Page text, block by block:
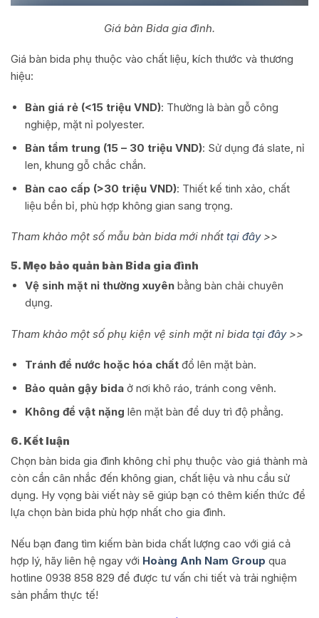
Giá bàn Bida gia đình.
Giá bàn bida phụ thuộc vào chất liệu, kích thước và thương
hiệu:
Bàn giá rẻ (<15 triệu VND): Thường là bàn gỗ công
nghiệp, mặt nỉ polyester.
Bàn tầm trung (15 – 30 triệu VND): Sử dụng đá slate, nỉ
len, khung gỗ chắc chắn.
Bàn cao cấp (>30 triệu VND): Thiết kế tinh xảo, chất
liệu bền bỉ, phù hợp không gian sang trọng.
Tham khảo một số mẫu bàn bida mới nhất tại đây>>
5. Mẹo bảo quản bàn Bida gia đình
Vệ sinh mặt nỉ thường xuyênbằng bàn chải chuyên
dụng.
Tham khảo một số phụ kiện vệ sinh mặt nỉ bida tại đây>>
Tránh để nước hoặc hóa chấtđổ lên mặt bàn.
Bảo quản gậy bidaở nơi khô ráo, tránh cong vênh.
Không để vật nặng lên mặt bàn để duy trì độ phẳng.
6. Kết luận
Chọn bàn bida gia đình không chỉ phụ thuộc vào giá thành mà
còn cần cân nhắc đến không gian, chất liệu và nhu cầu sử
dụng. Hy vọng bài viết này sẽ giúp bạn có thêm kiến thức để
lựa chọn bàn bida phù hợp nhất cho gia đình.
Nếu bạn đang tìm kiếm bàn bida chất lượng cao với giá cả
hợp lý, hãy liên hệ ngay với Hoàng Anh Nam Group qua
hotline 0938 858 829 để được tư vấn chi tiết và trải nghiệm
sản phẩm thực tế!